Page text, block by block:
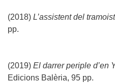
(2018) L’assistent del
pp.
(2019) El darrer periple d’en
Edicions Balèria, 95 pp.